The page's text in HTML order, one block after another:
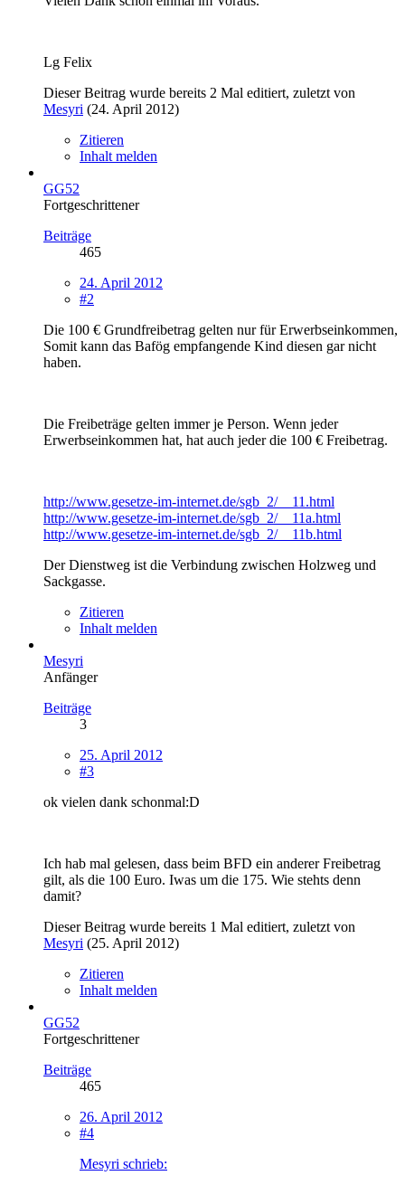
Lg Felix
Dieser Beitrag wurde bereits 2 Mal editiert, zuletzt von
Mesyri (24. April 2012)
Zitieren
Inhalt melden
GG52
Fortgeschrittener
Beiträge
465
24. April 2012
#2
Die 100 € Grundfreibetrag gelten nur für Erwerbseinkommen,
Somit kann das Bafög empfangende Kind diesen gar nicht
haben.
Die Freibeträge gelten immer je Person. Wenn jeder
Erwerbseinkommen hat, hat auch jeder die 100 € Freibetrag.
http://www.gesetze-im-internet.de/sgb_2/__11.html
http://www.gesetze-im-internet.de/sgb_2/__11a.html
http://www.gesetze-im-internet.de/sgb_2/__11b.html
Der Dienstweg ist die Verbindung zwischen Holzweg und
Sackgasse.
Zitieren
Inhalt melden
Mesyri
Anfänger
Beiträge
3
25. April 2012
#3
ok vielen dank schonmal:D
Ich hab mal gelesen, dass beim BFD ein anderer Freibetrag
gilt, als die 100 Euro. Iwas um die 175. Wie stehts denn
damit?
Dieser Beitrag wurde bereits 1 Mal editiert, zuletzt von
Mesyri (25. April 2012)
Zitieren
Inhalt melden
GG52
Fortgeschrittener
Beiträge
465
26. April 2012
#4
Mesyri schrieb: